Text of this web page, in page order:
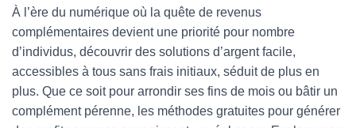
À l’ère du numérique où la quête de revenus
complémentaires devient une priorité pour nombre
d’individus, découvrir des solutions d’argent facile,
accessibles à tous sans frais initiaux, séduit de plus en
plus. Que ce soit pour arrondir ses fins de mois ou bâtir un
complément pérenne, les méthodes gratuites pour générer